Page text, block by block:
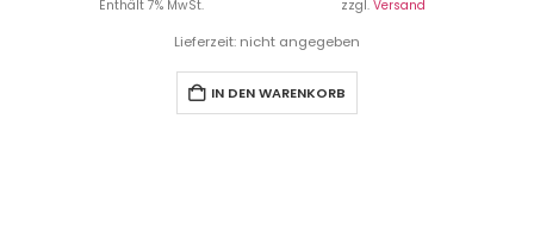
Enthält 7% MwSt. zzgl. Versand
Lieferzeit: nicht angegeben
IN DEN WARENKORB